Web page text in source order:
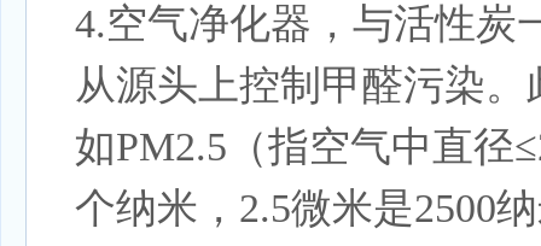
4.空气净化器，与活性炭
从源头上控制甲醛污染
如PM2.5（指空气中直径
个纳米，2.5微米是2500